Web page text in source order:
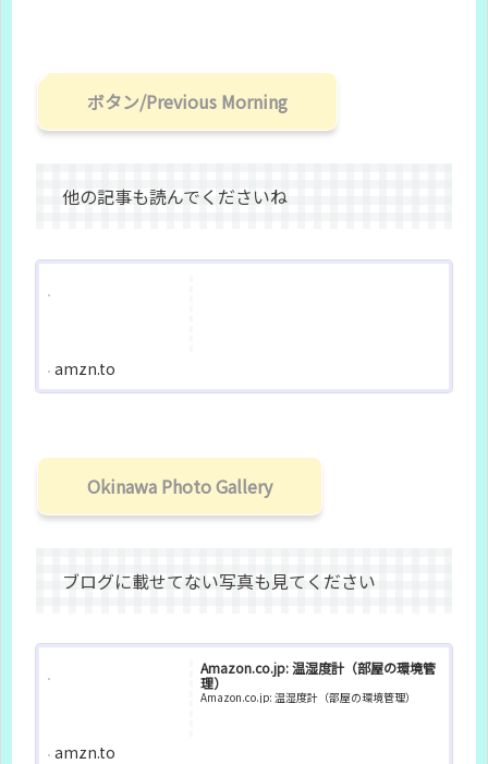
ボタン/Previous Morning
他の記事も読んでくださいね
amzn.to
Okinawa Photo Gallery
ブログに載せてない写真も見てください
Amazon.co.jp: 温湿度計（部屋の環境管
理）
Amazon.co.jp: 温湿度計（部屋の環境管理）
amzn.to